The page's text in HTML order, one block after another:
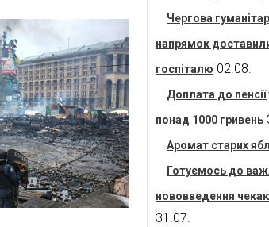
Чергова
напрямок
госпіталю 02.08.
Доплата до
понад 1000 гривень
Аромат старих
Готуємось до
нововведення
31.07.